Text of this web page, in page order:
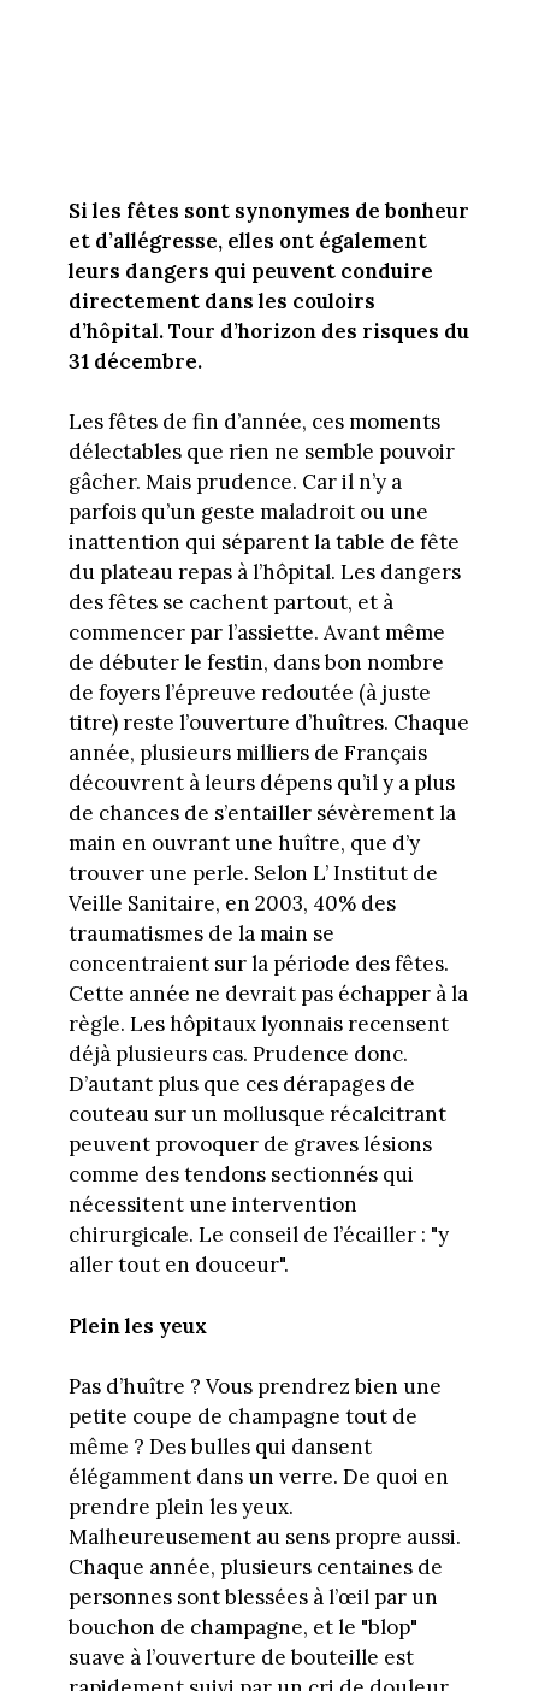
Si les fêtes sont synonymes de bonheur
et d’allégresse, elles ont également
leurs dangers qui peuvent conduire
directement dans les couloirs
d’hôpital. Tour d’horizon des risques du
31 décembre.
Les fêtes de fin d’année, ces moments
délectables que rien ne semble pouvoir
gâcher. Mais prudence. Car il n’y a
parfois qu’un geste maladroit ou une
inattention qui séparent la table de fête
du plateau repas à l’hôpital. Les dangers
des fêtes se cachent partout, et à
commencer par l’assiette. Avant même
de débuter le festin, dans bon nombre
de foyers l’épreuve redoutée (à juste
titre) reste l’ouverture d’huîtres. Chaque
année, plusieurs milliers de Français
découvrent à leurs dépens qu’il y a plus
de chances de s’entailler sévèrement la
main en ouvrant une huître, que d’y
trouver une perle. Selon L’ Institut de
Veille Sanitaire, en 2003, 40% des
traumatismes de la main se
concentraient sur la période des fêtes.
Cette année ne devrait pas échapper à la
règle. Les hôpitaux lyonnais recensent
déjà plusieurs cas. Prudence donc.
D’autant plus que ces dérapages de
couteau sur un mollusque récalcitrant
peuvent provoquer de graves lésions
comme des tendons sectionnés qui
nécessitent une intervention
chirurgicale. Le conseil de l’écailler : "y
aller tout en douceur".
Plein les yeux
Pas d’huître ? Vous prendrez bien une
petite coupe de champagne tout de
même ? Des bulles qui dansent
élégamment dans un verre. De quoi en
prendre plein les yeux.
Malheureusement au sens propre aussi.
Chaque année, plusieurs centaines de
personnes sont blessées à l’œil par un
bouchon de champagne, et le "blop"
suave à l’ouverture de bouteille est